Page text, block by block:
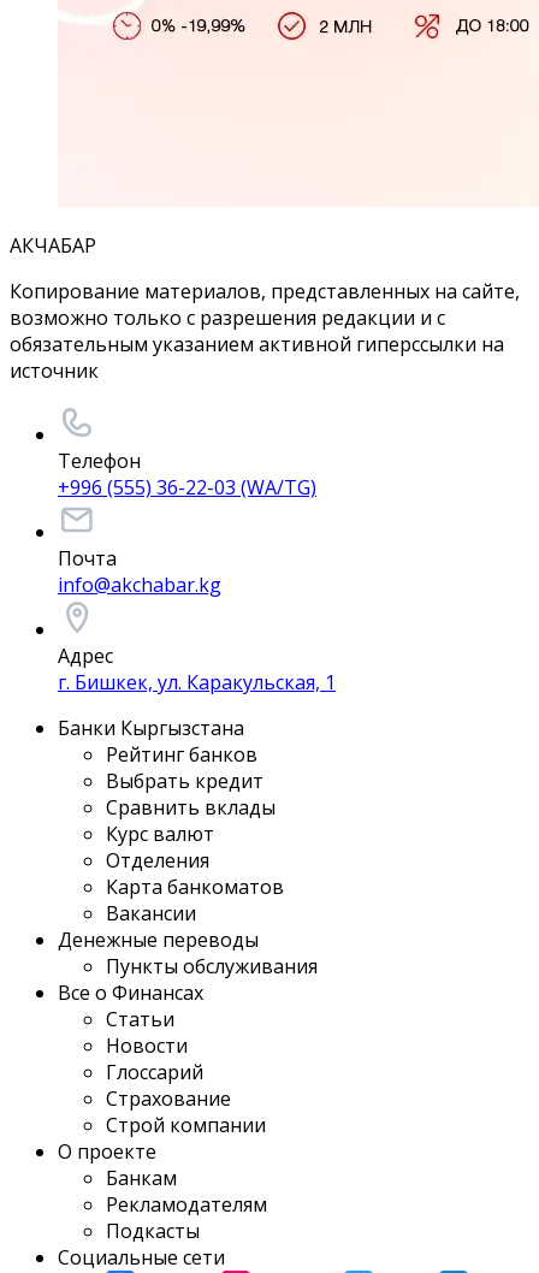
АКЧАБАР
Копирование материалов, представленных на сайте,
возможно только с разрешения редакции и с
обязательным указанием активной гиперссылки на
источник
Телефон
+996 (555) 36-22-03 (WA/TG)
Почта
info@akchabar.kg
Адрес
г. Бишкек, ул. Каракульская, 1
Банки Кыргызстана
Рейтинг банков
Выбрать кредит
Сравнить вклады
Курс валют
Отделения
Карта банкоматов
Вакансии
Денежные переводы
Пункты обслуживания
Все о Финансах
Статьи
Новости
Глоссарий
Страхование
Строй компании
О проекте
Банкам
Рекламодателям
Подкасты
Социальные сети